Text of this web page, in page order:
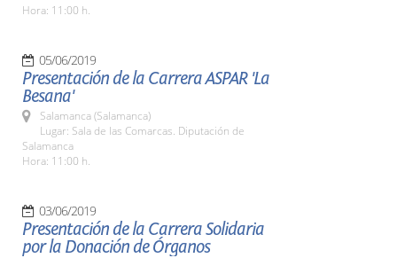
Hora: 11:00 h.
05/06/2019
Presentación de la Carrera ASPAR 'La
Besana'
Salamanca (Salamanca)
Lugar: Sala de las Comarcas. Diputación de
Salamanca
Hora: 11:00 h.
03/06/2019
Presentación de la Carrera Solidaria
por la Donación de Órganos